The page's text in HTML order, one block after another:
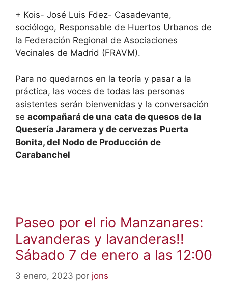
+ Kois- José Luis Fdez- Casadevante,
sociólogo, Responsable de Huertos Urbanos de
la Federación Regional de Asociaciones
Vecinales de Madrid (FRAVM).
Para no quedarnos en la teoría y pasar a la
práctica, las voces de todas las personas
asistentes serán bienvenidas y la conversación
se acompañará de una cata de quesos de la
Quesería Jaramera y de cervezas Puerta
Bonita, del Nodo de Producción de
Carabanchel
Paseo por el rio Manzanares:
Lavanderas y lavanderas!!
Sábado 7 de enero a las 12:00
3 enero, 2023 por jons